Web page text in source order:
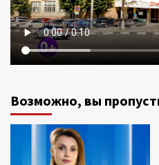
Возможно, вы